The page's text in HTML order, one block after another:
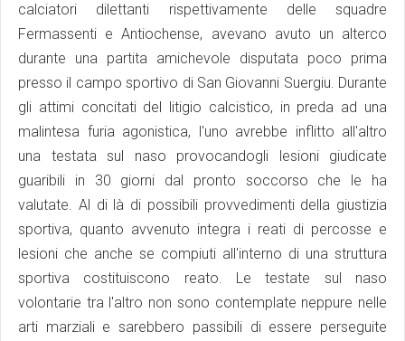
calciatori dilettanti rispettivamente delle squadre
Fermassenti e Antiochense, avevano avuto un alterco
durante una partita amichevole disputata poco prima
presso il campo sportivo di San Giovanni Suergiu. Durante
gli attimi concitati del litigio calcistico, in preda ad una
malintesa furia agonistica, l'uno avrebbe inflitto all'altro
una testata sul naso provocandogli lesioni giudicate
guaribili in 30 giorni dal pronto soccorso che le ha
valutate. Al di là di possibili provvedimenti della giustizia
sportiva, quanto avvenuto integra i reati di percosse e
lesioni che anche se compiuti all'interno di una struttura
sportiva costituiscono reato. Le testate sul naso
volontarie tra l'altro non sono contemplate neppure nelle
arti marziali e sarebbero passibili di essere perseguite